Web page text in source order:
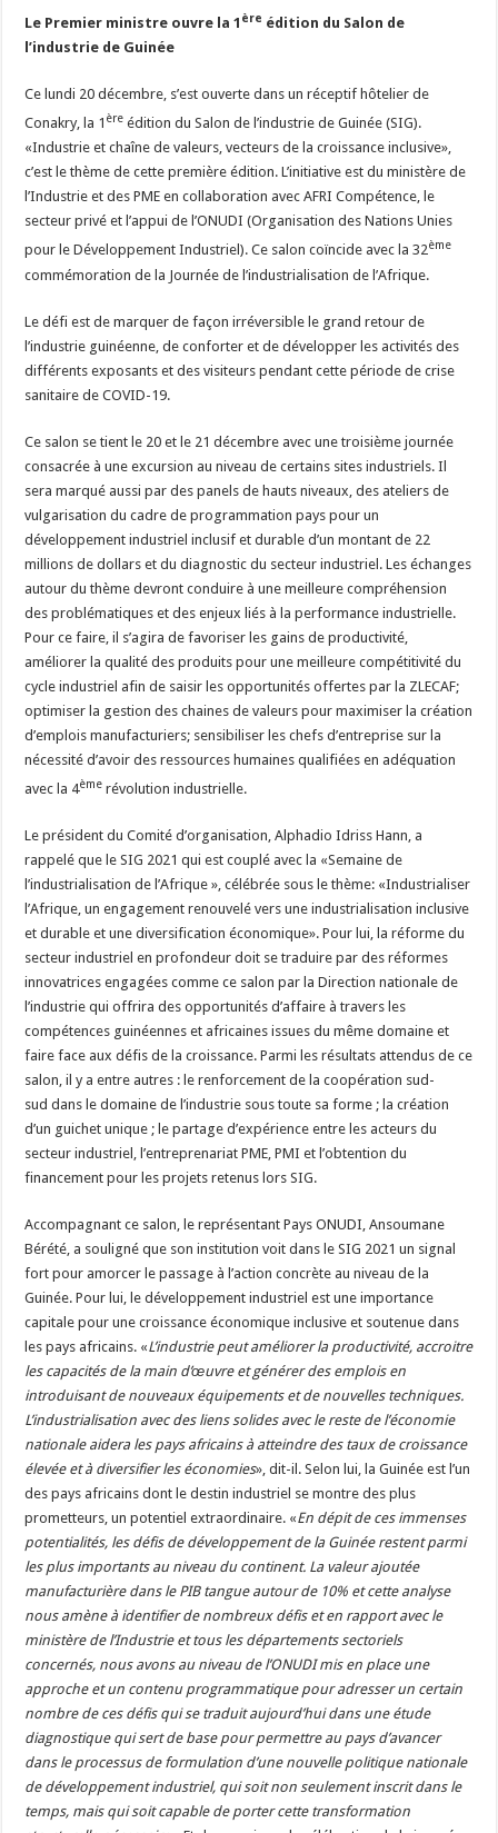
Le Premier ministre ouvre la 1 ère édition du Salon de
l’industrie de Guinée
Ce lundi 20 décembre, s’est ouverte dans un réceptif hôtelier de
Conakry, la 1 ère édition du Salon de l’industrie de Guinée (SIG).
«Industrie et chaîne de valeurs, vecteurs de la croissance inclusive»,
c’est le thème de cette première édition. L’initiative est du ministère de
l’Industrie et des PME en collaboration avec AFRI Compétence, le
secteur privé et l’appui de l’ONUDI (Organisation des Nations Unies
pour le Développement Industriel). Ce salon coïncide avec la 32ème
commémoration de la Journée de l’industrialisation de l’Afrique.
Le défi est de marquer de façon irréversible le grand retour de
l’industrie guinéenne, de conforter et de développer les activités des
différents exposants et des visiteurs pendant cette période de crise
sanitaire de COVID-19.
Ce salon se tient le 20 et le 21 décembre avec une troisième journée
consacrée à une excursion au niveau de certains sites industriels. Il
sera marqué aussi par des panels de hauts niveaux, des ateliers de
vulgarisation du cadre de programmation pays pour un
développement industriel inclusif et durable d’un montant de 22
millions de dollars et du diagnostic du secteur industriel. Les échanges
autour du thème devront conduire à une meilleure compréhension
des problématiques et des enjeux liés à la performance industrielle.
Pour ce faire, il s’agira de favoriser les gains de productivité,
améliorer la qualité des produits pour une meilleure compétitivité du
cycle industriel afin de saisir les opportunités offertes par la ZLECAF;
optimiser la gestion des chaines de valeurs pour maximiser la création
d’emplois manufacturiers; sensibiliser les chefs d’entreprise sur la
nécessité d’avoir des ressources humaines qualifiées en adéquation
avec la 4ème révolution industrielle.
Le président du Comité d’organisation, Alphadio Idriss Hann, a
rappelé que le SIG 2021 qui est couplé avec la «Semaine de
l’industrialisation de l’Afrique », célébrée sous le thème: «Industrialiser
l’Afrique, un engagement renouvelé vers une industrialisation inclusive
et durable et une diversification économique». Pour lui, la réforme du
secteur industriel en profondeur doit se traduire par des réformes
innovatrices engagées comme ce salon par la Direction nationale de
l’industrie qui offrira des opportunités d’affaire à travers les
compétences guinéennes et africaines issues du même domaine et
faire face aux défis de la croissance. Parmi les résultats attendus de ce
salon, il y a entre autres : le renforcement de la coopération sud-
sud dans le domaine de l’industrie sous toute sa forme ; la création
d’un guichet unique ; le partage d’expérience entre les acteurs du
secteur industriel, l’entreprenariat PME, PMI et l’obtention du
financement pour les projets retenus lors SIG.
Accompagnant ce salon, le représentant Pays ONUDI, Ansoumane
Bérété, a souligné que son institution voit dans le SIG 2021 un signal
fort pour amorcer le passage à l’action concrète au niveau de la
Guinée. Pour lui, le développement industriel est une importance
capitale pour une croissance économique inclusive et soutenue dans
les pays africains. «L’industrie peut améliorer la productivité, accroitre
les capacités de la main d’œuvre et générer des emplois en
introduisant de nouveaux équipements et de nouvelles techniques.
L’industrialisation avec des liens solides avec le reste de l’économie
nationale aidera les pays africains à atteindre des taux de croissance
élevée et à diversifier les économies», dit-il. Selon lui, la Guinée est l’un
des pays africains dont le destin industriel se montre des plus
prometteurs, un potentiel extraordinaire. «En dépit de ces immenses
potentialités, les défis de développement de la Guinée restent parmi
les plus importants au niveau du continent. La valeur ajoutée
manufacturière dans le PIB tangue autour de 10% et cette analyse
nous amène à identifier de nombreux défis et en rapport avec le
ministère de l’Industrie et tous les départements sectoriels
concernés, nous avons au niveau de l’ONUDI mis en place une
approche et un contenu programmatique pour adresser un certain
nombre de ces défis qui se traduit aujourd’hui dans une étude
diagnostique qui sert de base pour permettre au pays d’avancer
dans le processus de formulation d’une nouvelle politique nationale
de développement industriel, qui soit non seulement inscrit dans le
temps, mais qui soit capable de porter cette transformation